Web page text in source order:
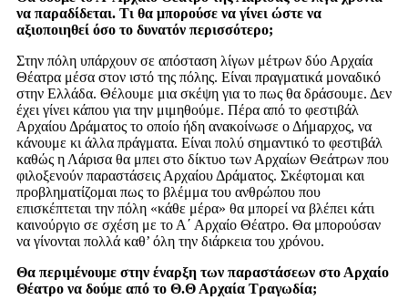
να παραδίδεται. Τι θα μπορούσε να γίνει ώστε να
αξιοποιηθεί όσο το δυνατόν περισσότερο;
Στην πόλη υπάρχουν σε απόσταση λίγων μέτρων δύο Αρχαία
Θέατρα μέσα στον ιστό της πόλης. Είναι πραγματικά μοναδικό
στην Ελλάδα. Θέλουμε μια σκέψη για το πως θα δράσουμε. Δεν
έχει γίνει κάπου για την μιμηθούμε. Πέρα από το φεστιβάλ
Αρχαίου Δράματος το οποίο ήδη ανακοίνωσε ο Δήμαρχος, να
κάνουμε κι άλλα πράγματα. Είναι πολύ σημαντικό το φεστιβάλ
καθώς η Λάρισα θα μπει στο δίκτυο των Αρχαίων Θεάτρων που
φιλοξενούν παραστάσεις Αρχαίου Δράματος. Σκέφτομαι και
προβληματίζομαι πως το βλέμμα του ανθρώπου που
επισκέπτεται την πόλη «κάθε μέρα» θα μπορεί να βλέπει κάτι
καινούργιο σε σχέση με το Α΄ Αρχαίο Θέατρο. Θα μπορούσαν
να γίνονται πολλά καθ’ όλη την διάρκεια του χρόνου.
Θα περιμένουμε στην έναρξη των παραστάσεων στο Αρχαίο
Θέατρο να δούμε από το Θ.Θ Αρχαία Τραγωδία;